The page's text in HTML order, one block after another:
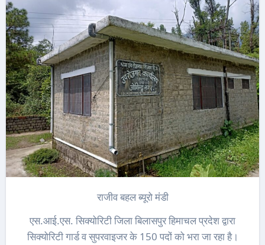
राजीव बहल ब्यूरो मंडी
एस.आई.एस. सिक्योरिटी जिला बिलासपुर हिमाचल प्रदेश द्वारा
सिक्योरिटी गार्ड व सुपरवाइजर के 150 पदों को भरा जा रहा है।